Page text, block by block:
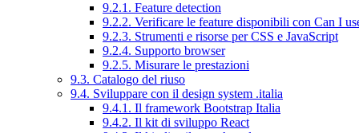
9.2.1. Feature detection
9.2.2. Verificare le feature disponibili con Can I
9.2.3. Strumenti e risorse per CSS e JavaScript
9.2.4. Supporto browser
9.2.5. Misurare le prestazioni
9.3. Catalogo del riuso
9.4. Sviluppare con il design system .italia
9.4.1. Il framework Bootstrap Italia
9.4.2. Il kit di sviluppo React